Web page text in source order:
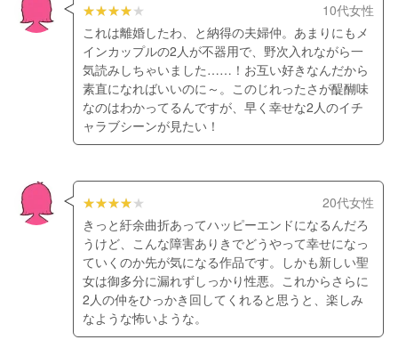
10代女性
これは離婚したわ、と納得の夫婦仲。あまりにもメ
インカップルの2人が不器用で、野次入れながら一
気読みしちゃいました……！お互い好きなんだから
素直になればいいのに～。このじれったさが醍醐味
なのはわかってるんですが、早く幸せな2人のイチ
ャラブシーンが見たい！
20代女性
きっと紆余曲折あってハッピーエンドになるんだろ
うけど、こんな障害ありきでどうやって幸せになっ
ていくのか先が気になる作品です。しかも新しい聖
女は御多分に漏れずしっかり性悪。これからさらに
2人の仲をひっかき回してくれると思うと、楽しみ
なような怖いような。